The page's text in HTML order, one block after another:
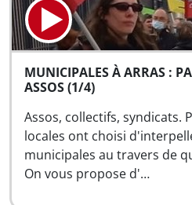
MUNICIPALES À ARRAS :
ASSOS (1/4)
Assos, collectifs, syndicats.
locales ont choisi
municipales au travers de
On vous propose d'…